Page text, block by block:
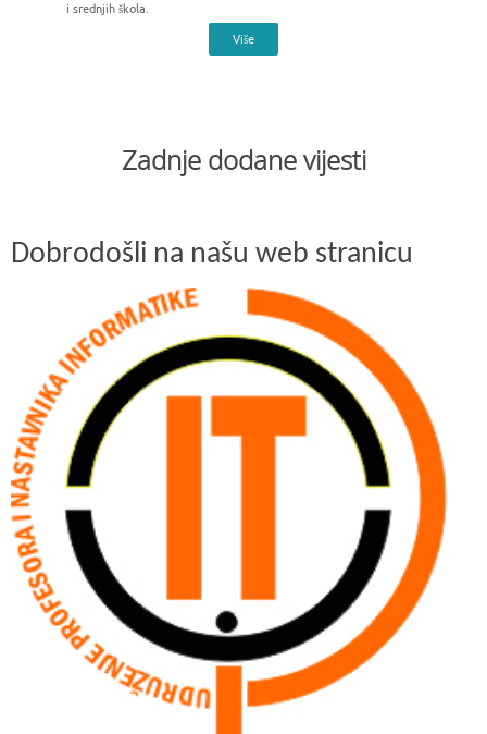
i srednjih škola.
Više
Zadnje dodane vijesti
Dobrodošli na našu web stranicu